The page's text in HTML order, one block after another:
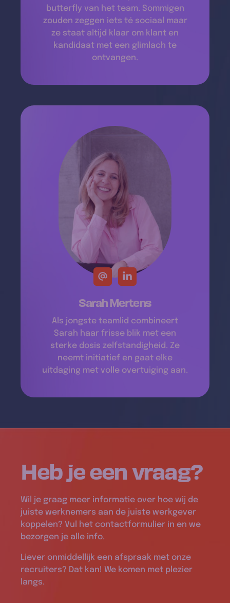
butterfly van het team. Sommigen
zouden zeggen iets té sociaal maar
ze staat altijd klaar om klant en
kandidaat met een glimlach te
ontvangen.
Sarah Mertens
Als jongste teamlid combineert
Sarah haar frisse blik met een
sterke dosis zelfstandigheid. Ze
neemt initiatief en gaat elke
uitdaging met volle overtuiging aan.
Heb je eenvraag?
Wil je graag meer informatie over hoe wij de
juiste werknemers aan de juiste werkgever
koppelen? Vul het contactformulier in en we
bezorgen je alle info.
Liever onmiddellijk een afspraak met onze
recruiters? Dat kan! We komen met plezier
langs.